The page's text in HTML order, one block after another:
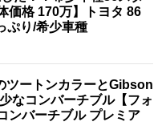
価格 170万】トヨタ 86
ぷり/希少車種
ツートンカラーとGibson
なコンバーチブル【フォ
ンバーチブル プレミア